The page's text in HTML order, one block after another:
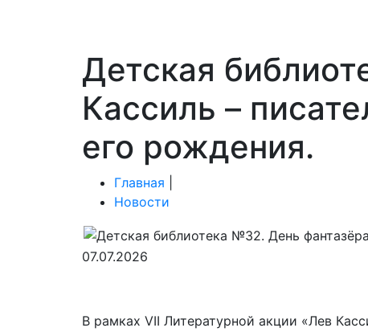
Детская
Кассиль –
его рождения.
Главная
Новости
07.07.2026
В рамках VII Литературной акции «Лев